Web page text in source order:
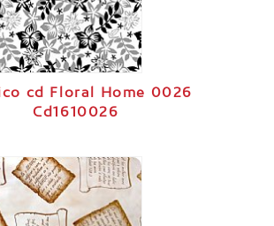
cd Floral Home 0026
Cd1610026